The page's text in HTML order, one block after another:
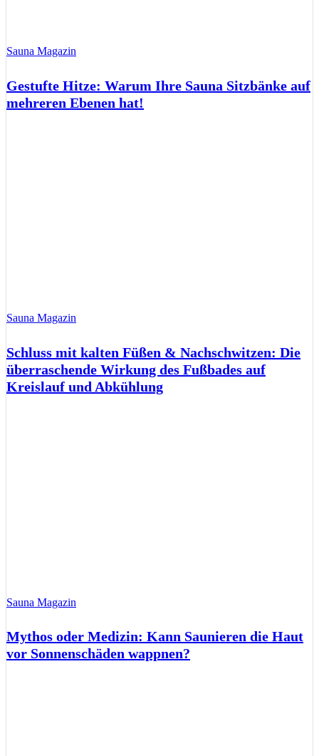
Sauna Magazin
Gestufte Hitze: Warum Ihre Sauna Sitzbänke auf
mehreren Ebenen hat!
Sauna Magazin
Schluss mit kalten Füßen & Nachschwitzen: Die
überraschende Wirkung des Fußbades auf
Kreislauf und Abkühlung
Sauna Magazin
Mythos oder Medizin: Kann Saunieren die Haut
vor Sonnenschäden wappnen?